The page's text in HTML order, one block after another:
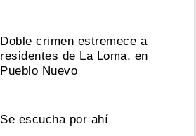
Doble crimen estremece a
residentes de La Loma, en
Pueblo Nuevo
Se escucha por ahí